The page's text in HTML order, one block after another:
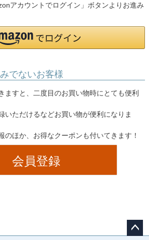
アカウントでログイン」ボタンよりお進み
でないお客様
ますと、二度目のお買い物時にとても便利
いただけるなどお買い物が便利になりま
のほか、お得なクーポンも付いてきます！
会員登録